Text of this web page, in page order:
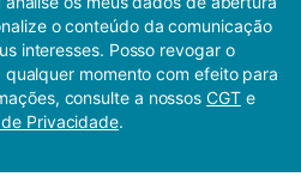
o conteúdo da comunicação
interesses. Posso revogar o
momento com efeito para
consulte a nossosCGTe
Privacidade.